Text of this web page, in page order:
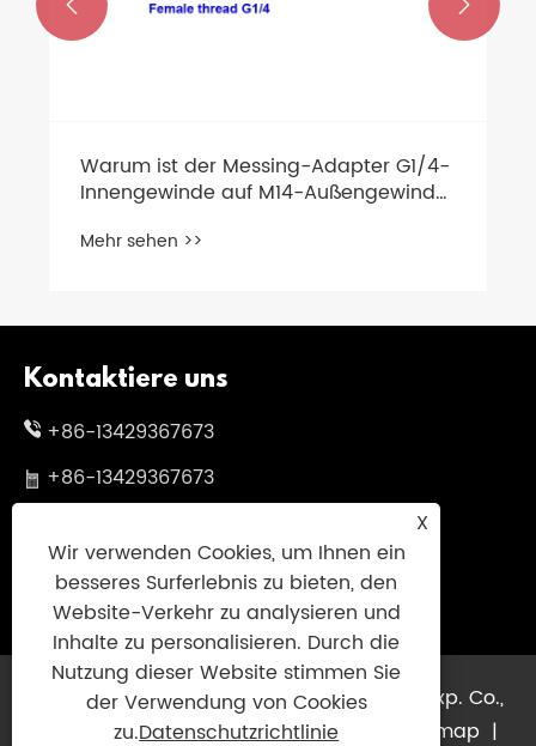
Warum ist der Messing-Adapter G1/4-
Innengewinde auf M14-Außengewinde
Übertragungsarbeit?
Mehr sehen >>
 
Kontaktiere uns
+86-13429367673
+86-13429367673
Nr. 199 Changxing Road, Bezirk Jiangbei,
Stadt Ningbo, Provinz Zhejiang, China
Copyright © 2025 Ningbo Eleinsky Imp. & Exp. Co.,
Ltd. Alle Rechte vorbehalten.Links Sitemap |
X
Wir verwenden Cookies, um Ihnen ein
besseres Surferlebnis zu bieten, den
Website-Verkehr zu analysieren und
Inhalte zu personalisieren. Durch die
Nutzung dieser Website stimmen Sie
der Verwendung von Cookies
zu.Datenschutzrichtlinie